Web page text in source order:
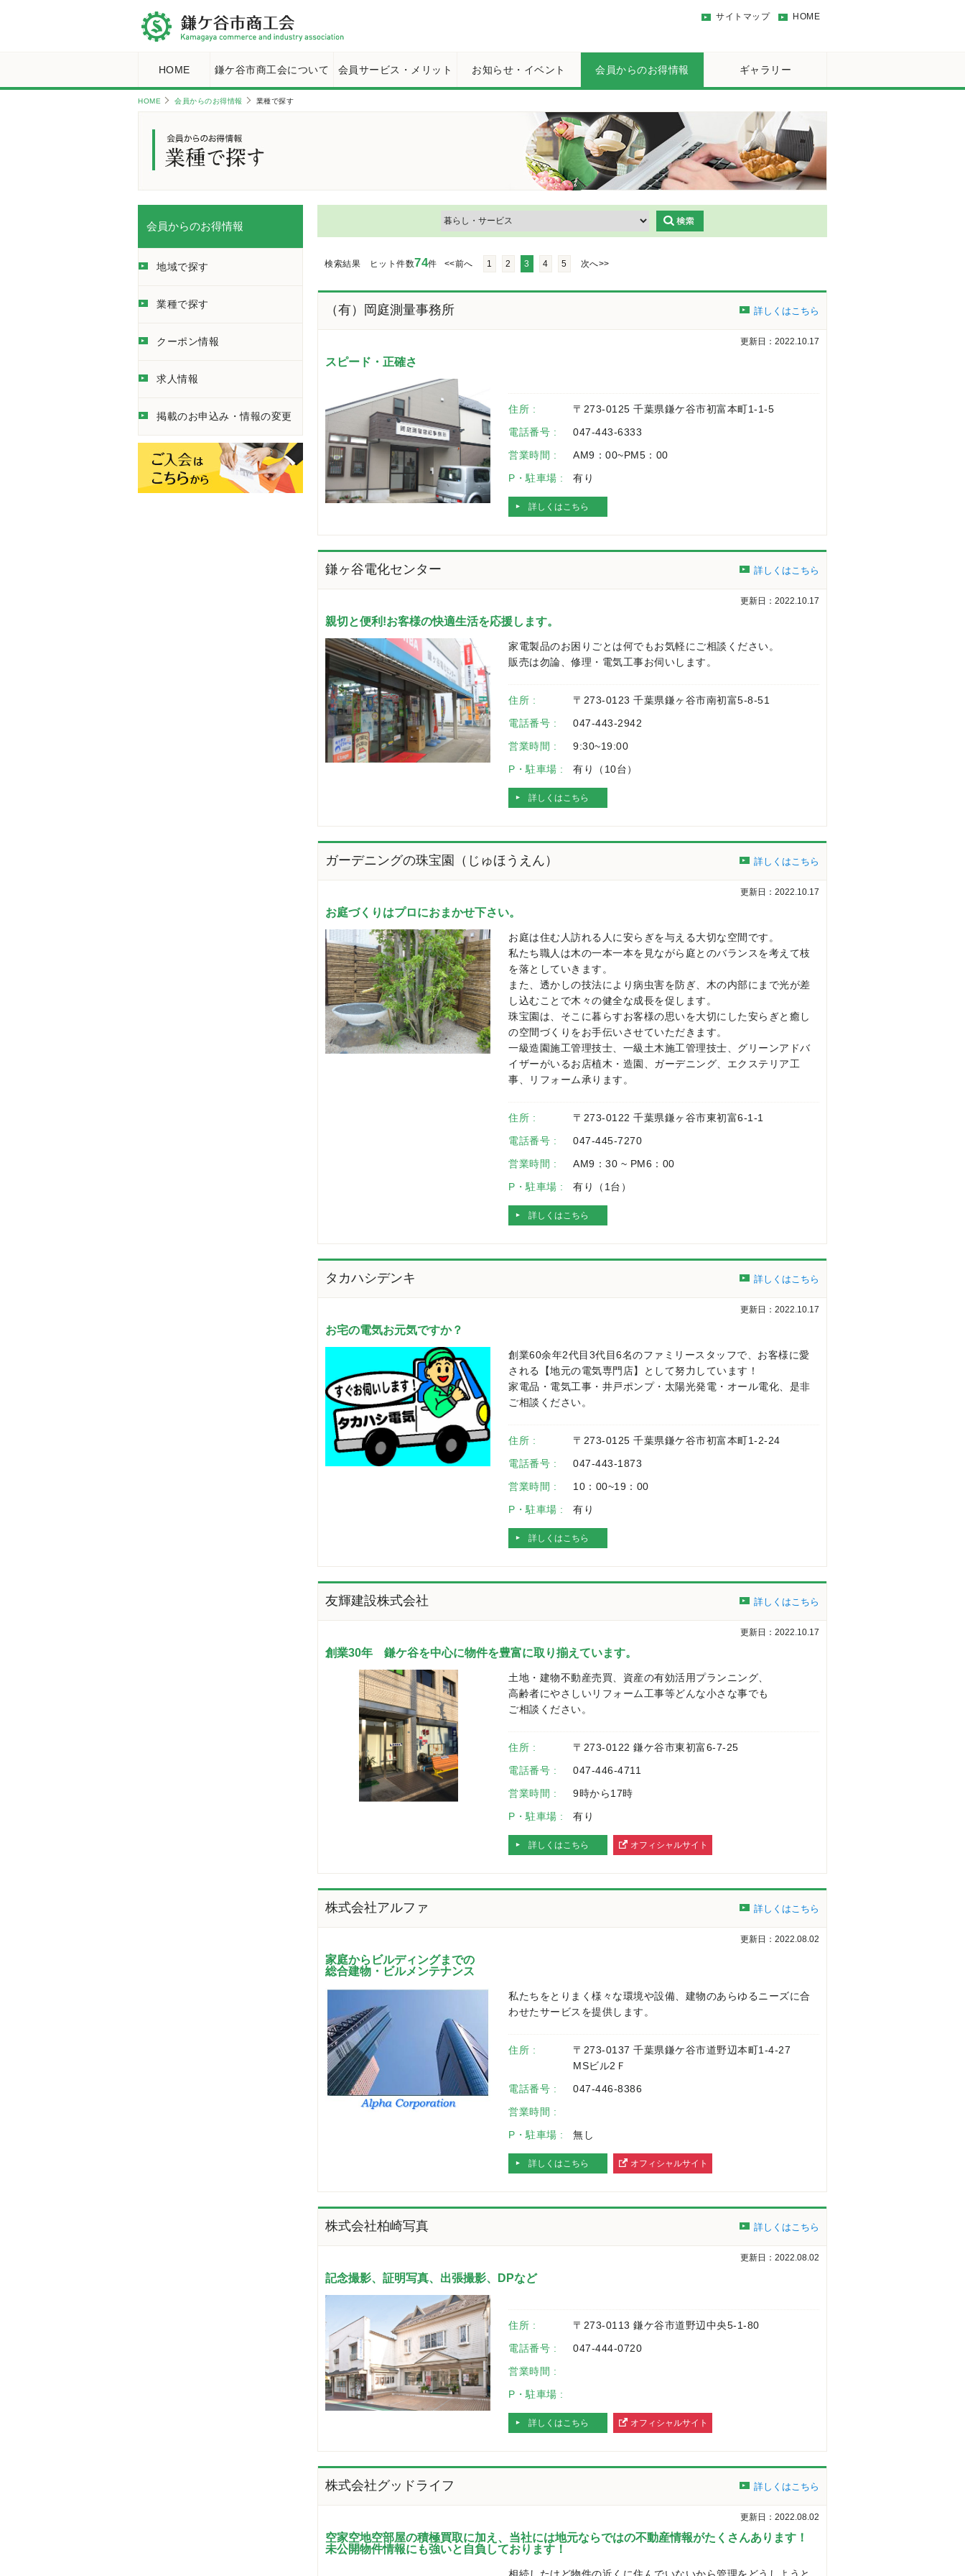
HOME
サイトマップ
HOME 鎌ケ谷市商工会について 会員サービス・メリット お知らせ・イベント 会員からのお得情報 ギャラリー
HOME 会員からのお得情報 業種で探す
会員からのお得情報
地域で探す
業種で探す
クーポン情報
求人情報
掲載のお申込み・情報の変更
検索結果 ヒット件数74件 <<前へ 1 2 3 4 5 次へ>>
（有）岡庭測量事務所 詳しくはこちら
更新日：2022.10.17
スピード・正確さ
住所 :
〒273-0125 千葉県鎌ケ谷市初富本町1-1-5
電話番号 :
047-443-6333
営業時間 :
AM9：00~PM5：00
P・駐車場 :
有り
詳しくはこちら
鎌ヶ谷電化センター 詳しくはこちら
更新日：2022.10.17
親切と便利!お客様の快適生活を応援します。
家電製品のお困りごとは何でもお気軽にご相談ください。
販売は勿論、修理・電気工事お伺いします。
住所 :
〒273-0123 千葉県鎌ヶ谷市南初富5-8-51
電話番号 :
047-443-2942
営業時間 :
9:30~19:00
P・駐車場 :
有り（10台）
詳しくはこちら
ガーデニングの珠宝園（じゅほうえん） 詳しくはこちら
更新日：2022.10.17
お庭づくりはプロにおまかせ下さい。
お庭は住む人訪れる人に安らぎを与える大切な空間です。
私たち職人は木の一本一本を見ながら庭とのバランスを考えて枝
を落としていきます。
また、透かしの技法により病虫害を防ぎ、木の内部にまで光が差
し込むことで木々の健全な成長を促します。
珠宝園は、そこに暮らすお客様の思いを大切にした安らぎと癒し
の空間づくりをお手伝いさせていただきます。
一級造園施工管理技士、一級土木施工管理技士、グリーンアドバ
イザーがいるお店植木・造園、ガーデニング、エクステリア工
事、リフォーム承ります。
住所 :
〒273-0122 千葉県鎌ヶ谷市東初富6-1-1
電話番号 :
047-445-7270
営業時間 :
AM9：30 ~ PM6：00
P・駐車場 :
有り（1台）
詳しくはこちら
タカハシデンキ 詳しくはこちら
更新日：2022.10.17
お宅の電気お元気ですか？
創業60余年2代目3代目6名のファミリースタッフで、お客様に愛
される【地元の電気専門店】として努力しています！
家電品・電気工事・井戸ポンプ・太陽光発電・オール電化、是非
ご相談ください。
住所 :
〒273-0125 千葉県鎌ケ谷市初富本町1-2-24
電話番号 :
047-443-1873
営業時間 :
10：00~19：00
P・駐車場 :
有り
詳しくはこちら
友輝建設株式会社 詳しくはこちら
更新日：2022.10.17
創業30年 鎌ケ谷を中心に物件を豊富に取り揃えています。
土地・建物不動産売買、資産の有効活用プランニング、
高齢者にやさしいリフォーム工事等どんな小さな事でも
ご相談ください。
住所 :
〒273-0122 鎌ケ谷市東初富6-7-25
電話番号 :
047-446-4711
営業時間 :
9時から17時
P・駐車場 :
有り
詳しくはこちら
オフィシャルサイト
株式会社アルファ 詳しくはこちら
更新日：2022.08.02
家庭からビルディングまでの
総合建物・ビルメンテナンス
私たちをとりまく様々な環境や設備、建物のあらゆるニーズに合
わせたサービスを提供します。
住所 :
〒273-0137 千葉県鎌ケ谷市道野辺本町1-4-27
MSビル2Ｆ
電話番号 :
047-446-8386
営業時間 :
P・駐車場 :
無し
詳しくはこちら
オフィシャルサイト
株式会社柏崎写真 詳しくはこちら
更新日：2022.08.02
記念撮影、証明写真、出張撮影、DPなど
住所 :
〒273-0113 鎌ケ谷市道野辺中央5-1-80
電話番号 :
047-444-0720
営業時間 :
P・駐車場 :
詳しくはこちら
オフィシャルサイト
株式会社グッドライフ 詳しくはこちら
更新日：2022.08.02
空家空地空部屋の積極買取に加え、当社には地元ならではの不動産情報がたくさんあります！
未公開物件情報にも強いと自負しております！